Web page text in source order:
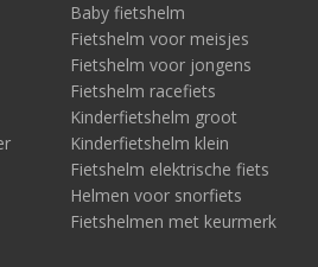
Baby fietshelm
Fietshelm voor meisjes
Fietshelm voor jongens
Fietshelm racefiets
Kinderfietshelm groot
Kinderfietshelm klein
Fietshelm elektrische fiets
Helmen voor snorfiets
Fietshelmen met keurmerk